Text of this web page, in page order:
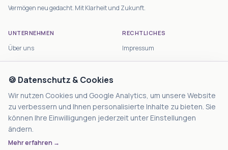
Vermögen neu gedacht. Mit Klarheit und Zukunft.
UNTERNEHMEN
Über uns
Anlagestrategien
Kontakt
RECHTLICHES
Impressum
Datenschutz
Nutzungsbedingungen
Cookie-Einstellungen
Nordlicht Wealth Management AG
🍪 Datenschutz & Cookies
Wir nutzen Cookies und Google Analytics, um unsere Website
zu verbessern und Ihnen personalisierte Inhalte zu bieten. Sie
können Ihre Einwilligungen jederzeit unter Einstellungen
ändern.
Mehr erfahren →